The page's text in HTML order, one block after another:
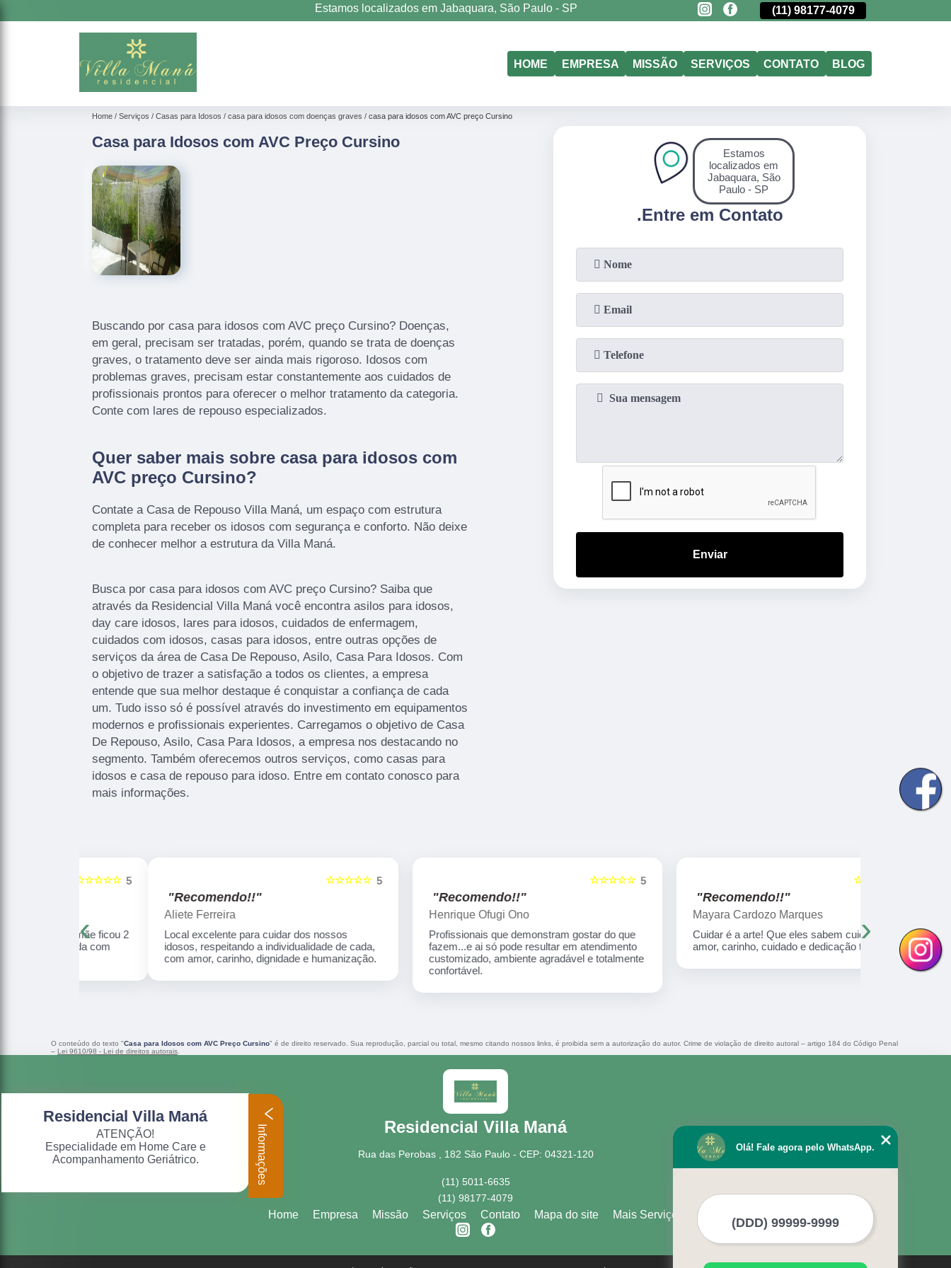
Estamos localizados em Jabaquara, São Paulo - SP
(11)5011-6635 (11) 98177-4079 5011-6635 (11) 98177-4079
HOME EMPRESA MISSÃO SERVIÇOS CONTATO BLOG
Home Serviços Casas para Idosos casa para idosos com doenças graves casa para idosos com AVC preço Cursino
Casa para Idosos com AVC Preço Cursino
Buscando por casa para idosos com AVC preço Cursino? Doenças,
em geral, precisam ser tratadas, porém, quando se trata de doenças
graves, o tratamento deve ser ainda mais rigoroso. Idosos com
problemas graves, precisam estar constantemente aos cuidados de
profissionais prontos para oferecer o melhor tratamento da categoria.
Conte com lares de repouso especializados.
Quer saber mais sobre casa para idosos com
AVC preço Cursino?
Contate a Casa de Repouso Villa Maná, um espaço com estrutura
completa para receber os idosos com segurança e conforto. Não deixe
de conhecer melhor a estrutura da Villa Maná.
Busca por casa para idosos com AVC preço Cursino? Saiba que
através da Residencial Villa Maná você encontra asilos para idosos,
day care idosos, lares para idosos, cuidados de enfermagem,
cuidados com idosos, casas para idosos, entre outras opções de
serviços da área de Casa De Repouso, Asilo, Casa Para Idosos. Com
o objetivo de trazer a satisfação a todos os clientes, a empresa
entende que sua melhor destaque é conquistar a confiança de cada
um. Tudo isso só é possível através do investimento em equipamentos
modernos e profissionais experientes. Carregamos o objetivo de Casa
De Repouso, Asilo, Casa Para Idosos, a empresa nos destacando no
segmento. Também oferecemos outros serviços, como casas para
idosos e casa de repouso para idoso. Entre em contato conosco para
mais informações.
.Entre em Contato
Estamos
localizados em
Jabaquara, São
Paulo - SP
Enviar
"Recomendo!!"
Aliete Ferreira
Local excelente para cuidar dos nossos
idosos, respeitando a individualidade de cada,
com amor, carinho, dignidade e humanização.
"Recomendo!!"
Henrique Ofugi Ono
Profissionais que demonstram gostar do que
fazem...e ai só pode resultar em atendimento
customizado, ambiente agradável e totalmente
"Recomendo!!"
Mayara Cardozo Marques
Cuidar é a arte! Que eles sabem cuida com
amor, carinho, cuidado e dedicação total
Uma
anos e 4
muito
‹ ›
O conteúdo do texto "Casa para Idosos com AVC Preço Cursino" é de direito reservado. Sua reprodução, parcial ou total, mesmo citando nossos links, é proibida sem a autorização do autor. Crime de violação de direito autoral – artigo 184 do Código Penal
– Lei 9610/98 - Lei de direitos autorais
Residencial Villa Maná
Rua das Perobas , 182 São Paulo - CEP: 04321-120
(11) 5011-6635
(11) 98177-4079
Home Empresa Missão Serviços Contato Mapa do site Mais Serviços
Olá! Fale agora pelo WhatsApp.
Residencial Villa Maná
ATENÇÃO!
Especialidade em Home Care e
Acompanhamento Geriátrico.
Informações